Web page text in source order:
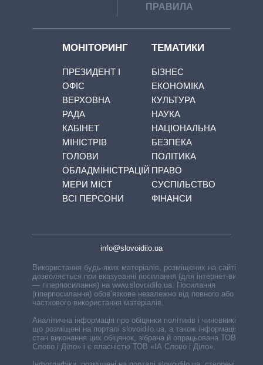
ПРАВИЛА
МОНІТОРИНГ
ПРЕЗИДЕНТ І
ОФІС
ВЕРХОВНА
РАДА
КАБІНЕТ
МІНІСТРІВ
ГОЛОВИ
ОБЛАДМІНІСТРАЦІЙ
МЕРИ МІСТ
ВСІ ПЕРСОНИ
ТЕМАТИКИ
БІЗНЕС
ЕКОНОМІКА
КУЛЬТУРА
НАУКА
НАЦІОНАЛЬНА
БЕЗПЕКА
ПОЛІТИКА
ПРАВО
СУСПІЛЬСТВО
ФІНАНСИ
info@slovoidilo.ua
Використання будь-яких матеріалів, розміщених на сайті,
дозволяється при вказуванні посилання (для інтернет-видань
— гіперпосилання) на www.slovoidilo.ua. Посилання
(гіперпосилання) обов’язкове незалежно від повного або
часткового використання матеріалів.
Аналітична інформація про обіцянки політиків і чиновників,
що розміщені на порталі slovoidilo.ua, а також інформація про
стан виконання цих обіцянок, зібрана й опрацьована ТОВ «ІА
Слово і Діло» і є власністю ТОВ «ІА Слово і Діло».